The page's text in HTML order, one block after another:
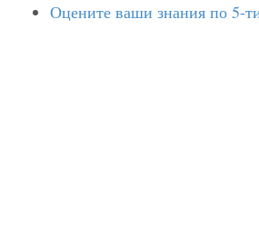
Оцените ваши знания по 5-